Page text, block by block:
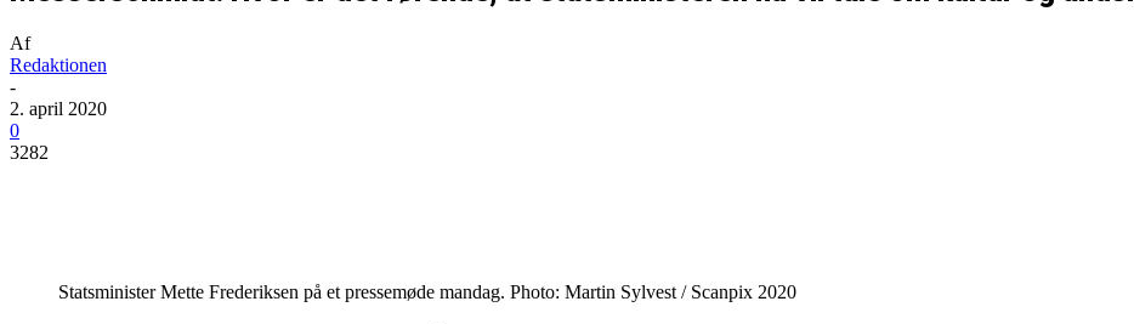
Af
Redaktionen
-
2. april 2020
0
3282
Statsminister Mette Frederiksen på et pressemøde mandag. Photo: Martin Sylvest / Scanpix 2020